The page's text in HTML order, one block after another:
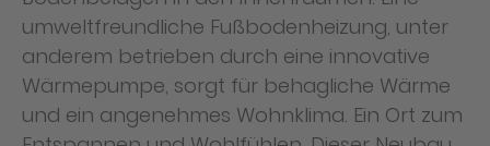
umweltfreundliche Fußbodenheizung, unter
anderem betrieben durch eine innovative
Wärmepumpe, sorgt für behagliche Wärme
und ein angenehmes Wohnklima. Ein Ort zum